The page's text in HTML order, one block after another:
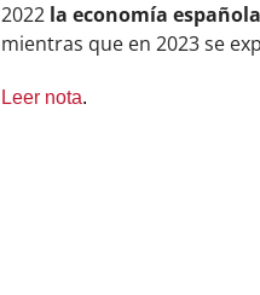
2022 la economía
mientras que en 2023 se
Leer nota.